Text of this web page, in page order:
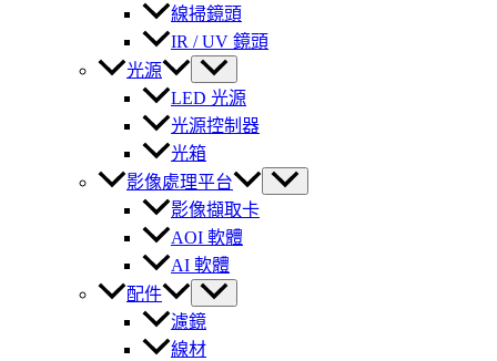
線掃鏡頭
IR / UV 鏡頭
光源
LED 光源
光源控制器
光箱
影像處理平台
影像擷取卡
AOI 軟體
AI 軟體
配件
濾鏡
線材